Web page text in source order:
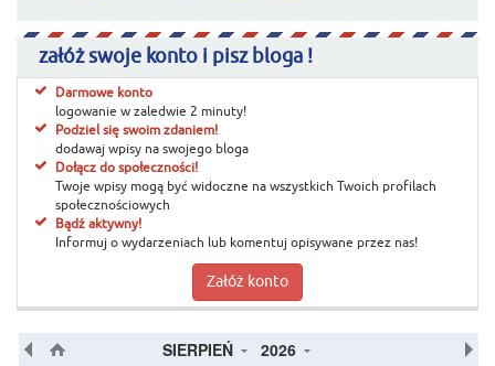
załóż swoje konto i pisz bloga !
Darmowe konto
logowanie w zaledwie 2 minuty!
Podziel się swoim zdaniem!
dodawaj wpisy na swojego bloga
Dołącz do społeczności!
Twoje wpisy mogą być widoczne na wszystkich Twoich profilach
społecznościowych
Bądź aktywny!
Informuj o wydarzeniach lub komentuj opisywane przez nas!
Załóż konto
SIERPIEŃ 2026